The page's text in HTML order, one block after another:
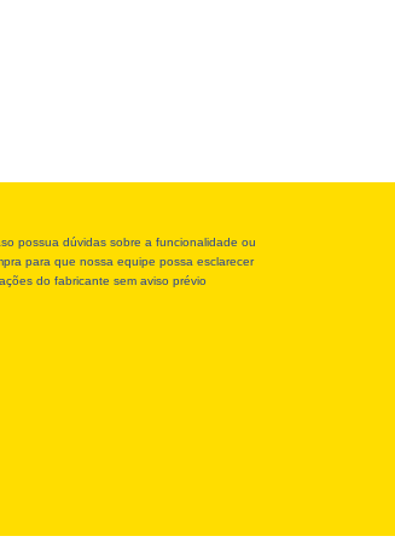
possua dúvidas sobre a funcionalidade ou
para que nossa equipe possa esclarecer
do fabricante sem aviso prévio